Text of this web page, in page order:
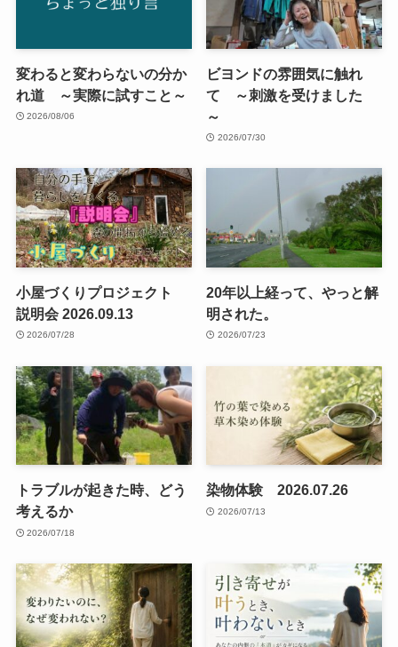
変わると変わらないの分か
れ道 ～実際に試すこと～
2026/08/06
ビヨンドの雰囲気に触れ
て ～刺激を受けました
～
2026/07/30
小屋づくりプロジェクト
説明会 2026.09.13
2026/07/28
20年以上経って、やっと解
明された。
2026/07/23
トラブルが起きた時、どう
考えるか
2026/07/18
染物体験 2026.07.26
2026/07/13